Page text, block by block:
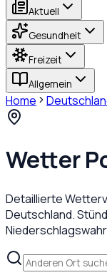
Aktuell
Gesundheit
Freizeit
Allgemein
Home
Wetter
Detaillierte
Deutschland.